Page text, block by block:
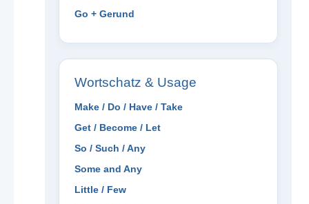
Go + Gerund
Wortschatz & Usage
Make / Do / Have / Take
Get / Become / Let
So / Such / Any
Some and Any
Little / Few